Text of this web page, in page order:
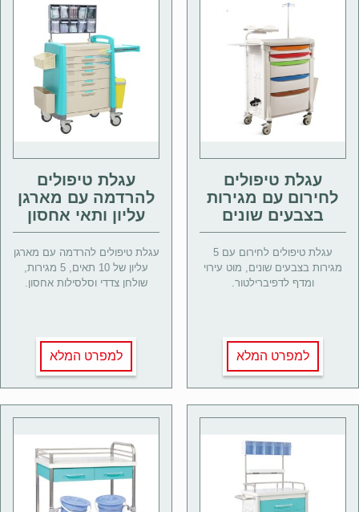
עגלת טיפולים
לחירום עם מגירות
בצבעים שונים
עגלת טיפולים לחירום עם 5
מגירות בצבעים שונים, מוט עירוי
ומדף לדפיברילטור.
למפרט המלא
עגלת טיפולים
להרדמה עם מארגן
עליון ותאי אחסון
עגלת טיפולים להרדמה עם מארגן
עליון של 10 תאים, 5 מגירות,
שולחן צדדי וסלסילות אחסון.
למפרט המלא